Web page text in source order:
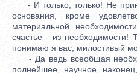
- И только, только! Не
основания, кроме
материальной
счастье - из необходимости!
понимаю я вас, милостивый
- Да ведь всеобщая
полнейшее, научное,